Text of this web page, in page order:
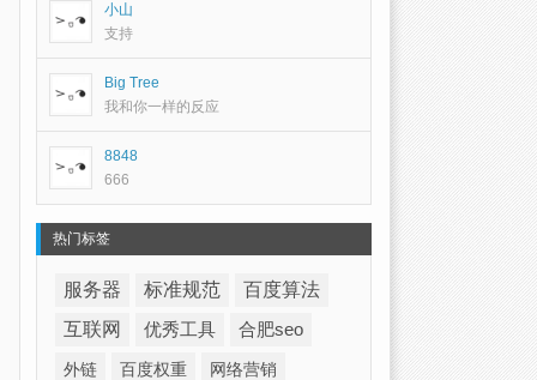
小山
支持
Big Tree
我和你一样的反应
8848
666
热门标签
服务器 标准规范
百度算法
互联网
优秀工具 合肥seo
外链 百度权重 网络营销